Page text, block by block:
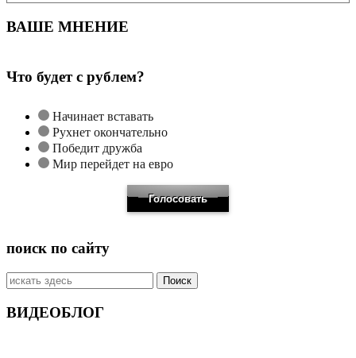
ВАШЕ МНЕНИЕ
Что будет с рублем?
Начинает вставать
Рухнет окончательно
Победит дружба
Мир перейдет на евро
поиск по сайту
Искать:
ВИДЕОБЛОГ